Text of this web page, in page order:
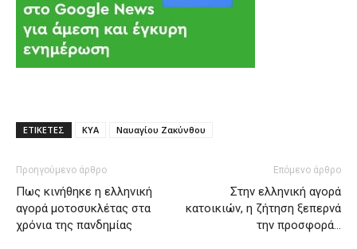
ΕΤΙΚΕΤΕΣ ΚΥΑ Ναυαγίου Ζακύνθου
Προηγούμενο άρθρο
Πως κινήθηκε η ελληνική
αγορά μοτοσυκλέτας στα
χρόνια της πανδημίας
Επόμενο άρθρο
Στην ελληνική αγορά
κατοικιών, η ζήτηση ξεπερνά
την προσφορά…